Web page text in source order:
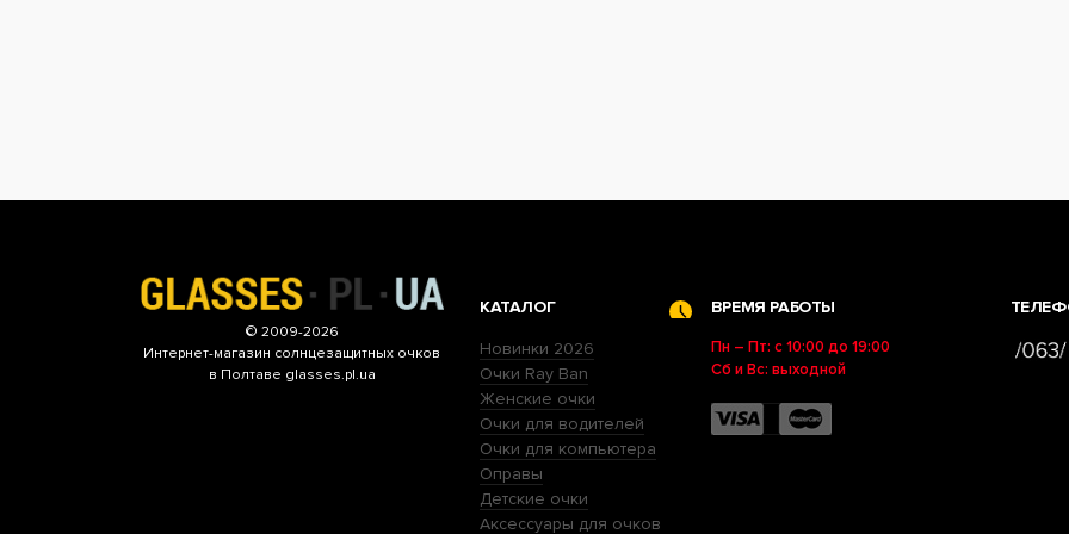
© 2009-2026
Интернет-магазин солнцезащитных очков
в Полтаве glasses.pl.ua
КАТАЛОГ
Новинки 2026
Очки Ray Ban
Женские очки
Очки для водителей
Очки для компьютера
Оправы
Детские очки
Аксессуары для очков
ВРЕМЯ РАБОТЫ
Пн – Пт: с 10:00 до 19:00
Сб и Вс: выходной